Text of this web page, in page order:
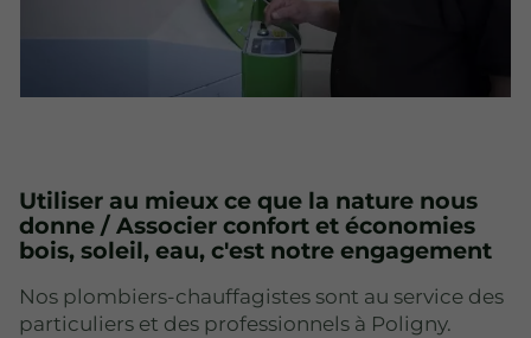
Utiliser au mieux ce que la nature nous
donne / Associer confort et économies
bois, soleil, eau, c'est notre engagement
Nos plombiers-chauffagistes sont au service des
particuliers et des professionnels à Poligny.